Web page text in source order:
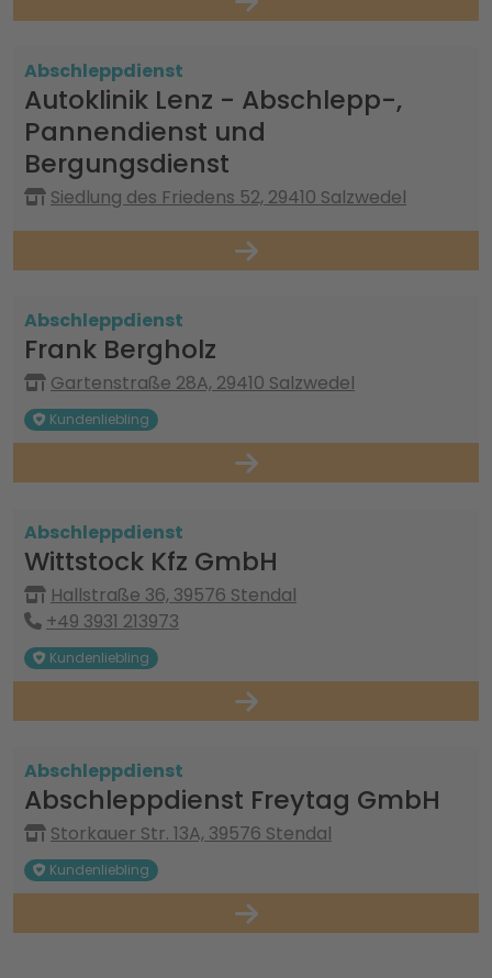
Abschleppdienst
Autoklinik Lenz - Abschlepp-,
Pannendienst und
Bergungsdienst
Siedlung des Friedens 52, 29410 Salzwedel
Abschleppdienst
Frank Bergholz
Gartenstraße 28A, 29410 Salzwedel
Kundenliebling
Abschleppdienst
Wittstock Kfz GmbH
Hallstraße 36, 39576 Stendal
+49 3931 213973
Kundenliebling
Abschleppdienst
Abschleppdienst Freytag GmbH
Storkauer Str. 13A, 39576 Stendal
Kundenliebling